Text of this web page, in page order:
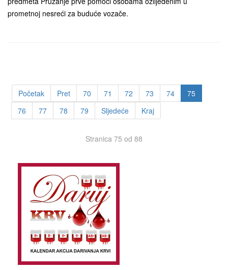
prometnoj nesreći za buduće vozače.
Početak Pret 70 71 72 73 74
75
76
77 78 79 Sljedeće Kraj
Stranica 75 od 88